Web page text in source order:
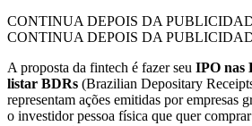
CONTINUA DEPOIS DA
CONTINUA DEPOIS DA
A proposta da fintech é fazer seu IPO nas
listar BDRs (Brazilian Depositary
representam ações emitidas por empresas
o investidor pessoa física que quer